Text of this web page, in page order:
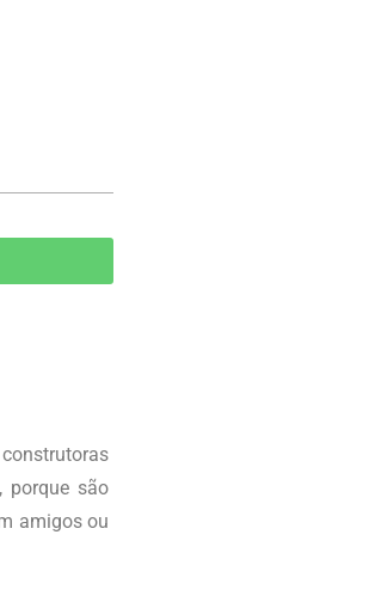
porque são
amigos ou